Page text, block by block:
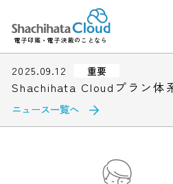
電子印鑑・電子決裁のことなら
2025.09.12 重要
Shachihata Cloudプラン体
ニュース一覧へ